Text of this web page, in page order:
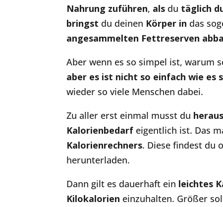
Nahrung zuführen, als du täglich
bringst du deinen Körper in das
angesammelten Fettreserven
Aber wenn es so simpel ist, warum
aber es ist nicht so einfach wie es
wieder so viele Menschen dabei.
Zu aller erst einmal musst du
Kalorienbedarf eigentlich ist. Das
Kalorienrechners. Diese findest du
herunterladen.
Dann gilt es dauerhaft ein leichtes
Kilokalorien einzuhalten. Größer